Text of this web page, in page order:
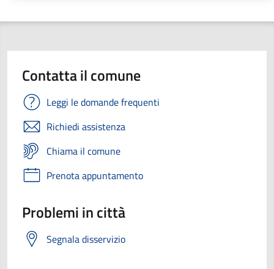
Contatta il comune
Leggi le domande frequenti
Richiedi assistenza
Chiama il comune
Prenota appuntamento
Problemi in città
Segnala disservizio